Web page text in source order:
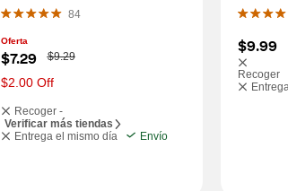
84
Oferta
$7.29
W
a
s
$9.29
$2.00 Off
Recoger -
Verificar más tiendas
Entrega el mismo día
Envío
$9.99
Recoger